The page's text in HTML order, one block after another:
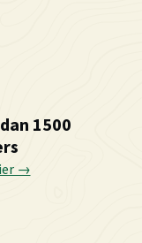
1500
→